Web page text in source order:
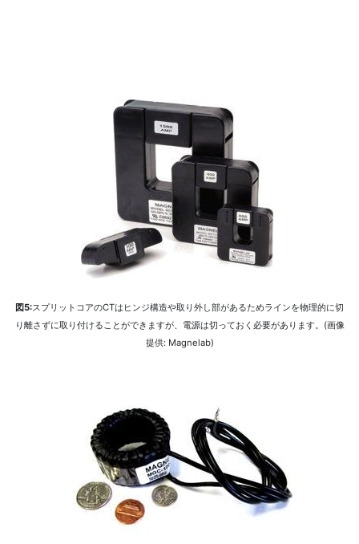
図5:スプリットコアのCTはヒンジ構造や取り外し部があるためラインを物理的に切
り離さずに取り付けることができますが、電源は切っておく必要があります。(画像
提供: Magnelab)